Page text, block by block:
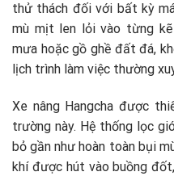
thử thách đối với bất kỳ
mù mịt len lỏi vào từng
mưa hoặc gồ ghề đất đá,
lịch trình làm việc thường
Xe nâng Hangcha được
trường này. Hệ thống lọc
bỏ gần như hoàn toàn bụi
khí được hút vào buồng